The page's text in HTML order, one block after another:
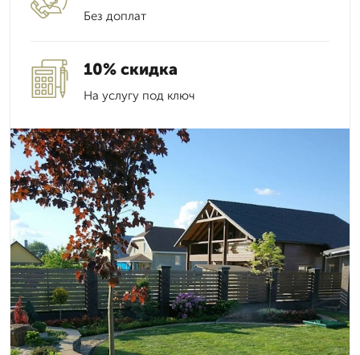
Без доплат
10% скидка
На услугу под ключ